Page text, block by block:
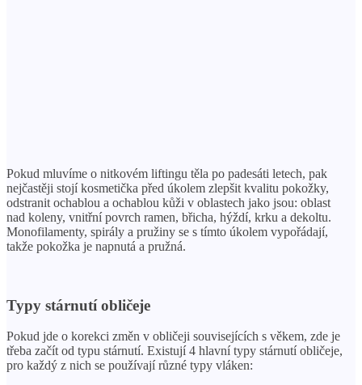
Pokud mluvíme o nitkovém liftingu těla po padesáti letech, pak
nejčastěji stojí kosmetička před úkolem zlepšit kvalitu pokožky,
odstranit ochablou a ochablou kůži v oblastech jako jsou: oblast
nad koleny, vnitřní povrch ramen, břicha, hýždí, krku a dekoltu.
Monofilamenty, spirály a pružiny se s tímto úkolem vypořádají,
takže pokožka je napnutá a pružná.
Typy stárnutí obličeje
Pokud jde o korekci změn v obličeji souvisejících s věkem, zde je
třeba začít od typu stárnutí. Existují 4 hlavní typy stárnutí obličeje,
pro každý z nich se používají různé typy vláken: